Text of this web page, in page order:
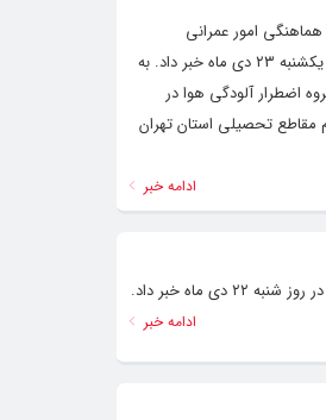
امور عمرانی
استانداری تهران از تداوم آموزش غیر حضوری کلاس درس مدارس در تمام مقاطع تحصیلی استان تهران برای فردا یکشنبه ۲۳ دی ماه خبر داد. به
اضطرار آلودگی هوا در
مقاطع تحصیلی استان تهران
ادامه خبر
خبر داد.
ادامه خبر